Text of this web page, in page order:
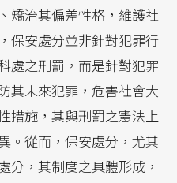
矯治其偏差性格，維護社
保安處分並非針對犯罪行
處之刑罰，而是針對犯罪
其未來犯罪，危害社會大
措施，其與刑罰之憲法上
。從而，保安處分，尤其
分，其制度之具體形成，